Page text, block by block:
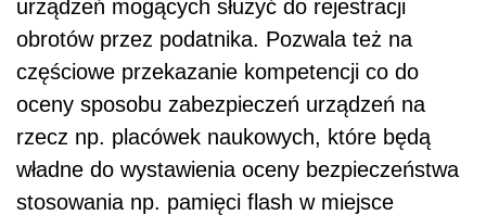
urządzeń mogących służyć do rejestracji
obrotów przez podatnika. Pozwala też na
częściowe przekazanie kompetencji co do
oceny sposobu zabezpieczeń urządzeń na
rzecz np. placówek naukowych, które będą
władne do wystawienia oceny bezpieczeństwa
stosowania np. pamięci flash w miejsce